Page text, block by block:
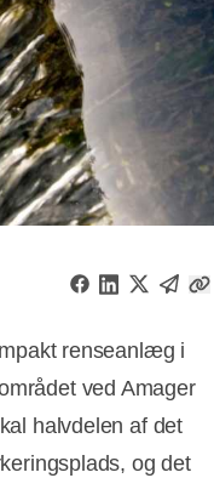
renseanlæg i
ved Amager
halvdelen af det
og det